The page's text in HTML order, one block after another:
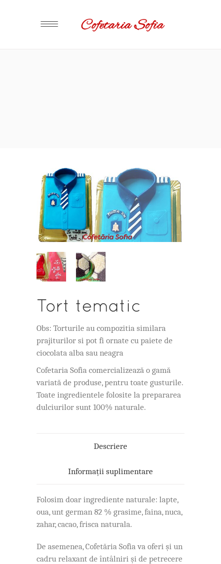
Tort tematic
Obs: Torturile au compozitia similara
prajiturilor si pot fi ornate cu paiete de
ciocolata alba sau neagra
Cofetaria Sofia comercializează o gamă
variată de produse, pentru toate gusturile.
Toate ingredientele folosite la prepararea
dulciurilor sunt 100% naturale.
Descriere
Informații suplimentare
Folosim doar ingrediente naturale: lapte,
oua, unt german 82 % grasime, faina, nuca,
zahar, cacao, frisca naturala.
De asemenea, Cofetăria Sofia va oferi și un
cadru relaxant de întâlniri și de petrecere